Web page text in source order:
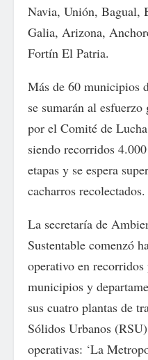
Navia, Unión, Bagual,
Galia, Arizona,
Fortín El Patria.
Más de 60 municipios
se sumarán al
por el Comité de
siendo recorridos
etapas y se espera
cacharros recolectados.
La secretaría de
Sustentable comenzó
operativo en
municipios y
sus cuatro plantas de
Sólidos Urbanos
operativas: ‘La